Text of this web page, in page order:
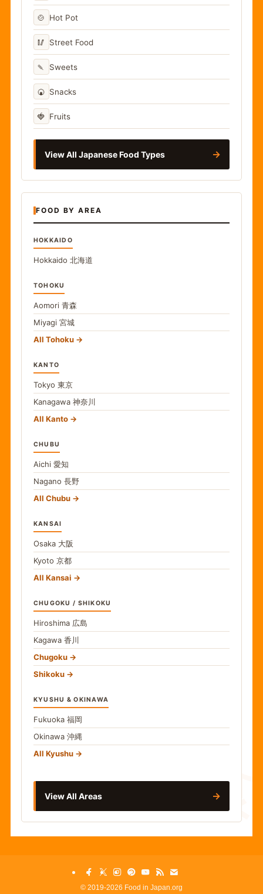
食
🍲 Hot Pot
🥢 Street Food
🍡 Sweets
🍘 Snacks
🍓 Fruits
View All Japanese Food Types →
FOOD BY AREA
HOKKAIDO
Hokkaido 北海道
TOHOKU
Aomori 青森
Miyagi 宮城
All Tohoku
KANTO
Tokyo 東京
Kanagawa 神奈川
All Kanto
CHUBU
Aichi 愛知
Nagano 長野
All Chubu
KANSAI
Osaka 大阪
Kyoto 京都
All Kansai
CHUGOKU / SHIKOKU
Hiroshima 広島
Kagawa 香川
Chugoku
Shikoku
KYUSHU & OKINAWA
Fukuoka 福岡
Okinawa 沖縄
All Kyushu
View All Areas →
© 2019-2026 Food in Japan.org